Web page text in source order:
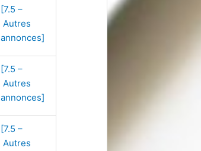
[7.5 –
Autres
annonces]
[7.5 –
Autres
annonces]
[7.5 –
Autres